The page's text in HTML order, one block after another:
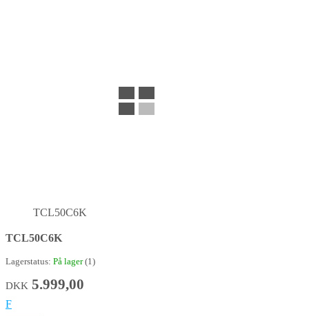
TCL50C6K
TCL50C6K
Lagerstatus: På lager (1)
DKK 5.999,00
F